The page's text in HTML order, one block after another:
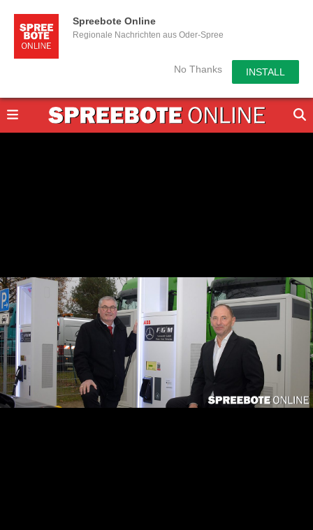
Spreebote Online
Regionale Nachrichten aus Oder-Spree
No Thanks INSTALL